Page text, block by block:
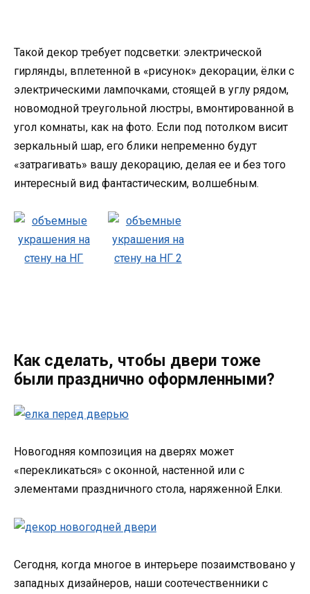
Такой декор требует подсветки: электрической
гирлянды, вплетенной в «рисунок» декорации, ёлки с
электрическими лампочками, стоящей в углу рядом,
новомодной треугольной люстры, вмонтированной в
угол комнаты, как на фото. Если под потолком висит
зеркальный шар, его блики непременно будут
«затрагивать» вашу декорацию, делая ее и без того
интересный вид фантастическим, волшебным.
Как сделать, чтобы двери тоже
были празднично оформленными?
Новогодняя композиция на дверях может
«перекликаться» с оконной, настенной или с
элементами праздничного стола, наряженной Елки.
Сегодня, когда многое в интерьере позаимствовано у
западных дизайнеров, наши соотечественники с